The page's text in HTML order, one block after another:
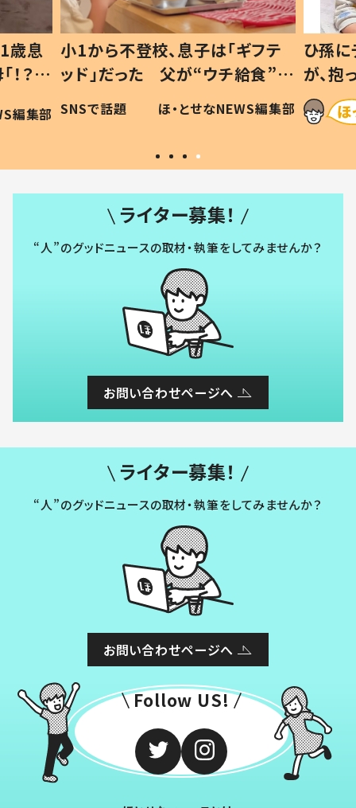
歳息
？」
編集部
小1から不登校、息子は「ギフテ
ッド」だった 父が“ウチ給食”を
作り続ける理由とは #令和の親
#令和の子
SNSで話題 ほ・とせなNEWS編集部
ひ孫
が、
「涙が
い」
ライター募集！
“人”のグッドニュースの取材・執筆をしてみませんか？
お問い合わせページへ
ライター募集！
“人”のグッドニュースの取材・執筆をしてみませんか？
お問い合わせページへ
Follow US!